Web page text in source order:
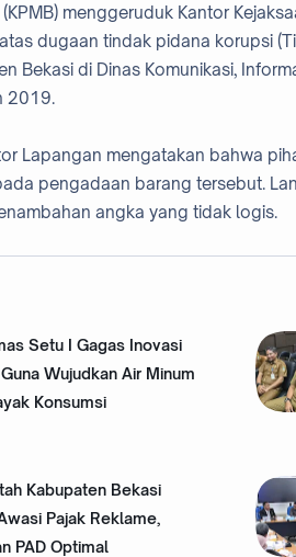
menggeruduk Kantor
dugaan tindak pidana korupsi
Bekasi di Dinas Komunikasi,
2019.
Lapangan mengatakan bahwa
pengadaan barang tersebut.
angka yang tidak logis.
Setu I Gagas Inovasi
Wujudkan Air Minum
Konsumsi
Kabupaten Bekasi
Pajak Reklame,
PAD Optimal